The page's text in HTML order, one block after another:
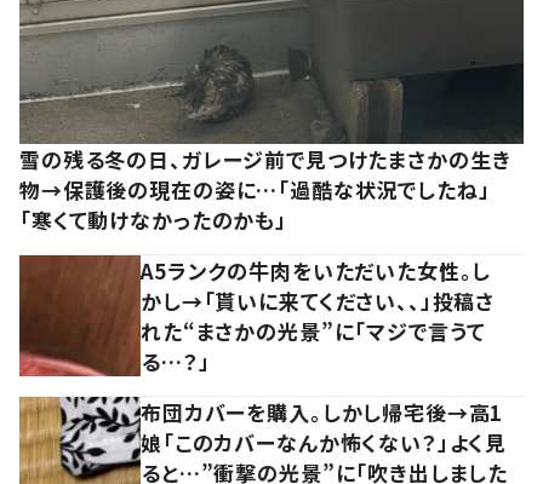
雪の残る冬の日、ガレージ前で見つけたまさかの生き
物→保護後の現在の姿に…「過酷な状況でしたね」
「寒くて動けなかったのかも」
A5ランクの牛肉をいただいた女性。し
かし→「貰いに来てください、、」投稿さ
れた“まさかの光景”に「マジで言うて
る…？」
布団カバーを購入。しかし帰宅後→高1
娘「このカバーなんか怖くない？」よく見
ると…”衝撃の光景”に「吹き出しました